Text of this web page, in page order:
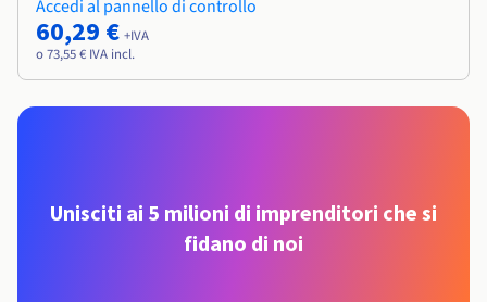
Accedi al pannello di controllo
60,29 € +IVA
o 73,55 € IVA incl.
Unisciti ai 5 milioni di imprenditori che si
fidano di noi